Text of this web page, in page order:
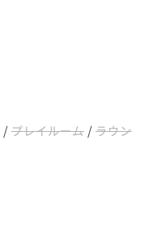
/ プレイルーム / ラウン